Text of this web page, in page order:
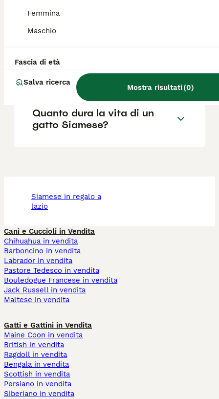
Femmina
Maschio
Fascia di età
Salva ricerca
Mostra risultati(0)
Quali sono i difetti del gatto
Siamese?
Il gatto Siamese è
aggressivo?
Quanto dura la vita di un
gatto Siamese?
siamese in regalo a
lazio
Cani e Cuccioli in Vendita
Chihuahua in vendita
Barboncino in vendita
Labrador in vendita
Pastore Tedesco in vendita
Bouledogue Francese in vendita
Jack Russell in vendita
Maltese in vendita
Gatti e Gattini in Vendita
Maine Coon in vendita
British in vendita
Ragdoll in vendita
Bengala in vendita
Scottish in vendita
Persiano in vendita
Siberiano in vendita